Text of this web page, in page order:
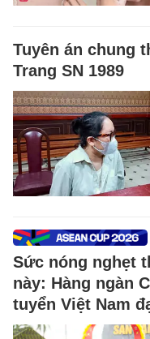
Tuyên án chung
Trang SN 1989
Sức nóng nghẹt
này: Hàng ngàn
tuyển Việt Nam